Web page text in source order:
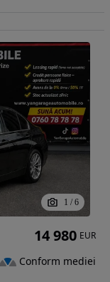
1 / 6
14 980 EUR
Conform mediei